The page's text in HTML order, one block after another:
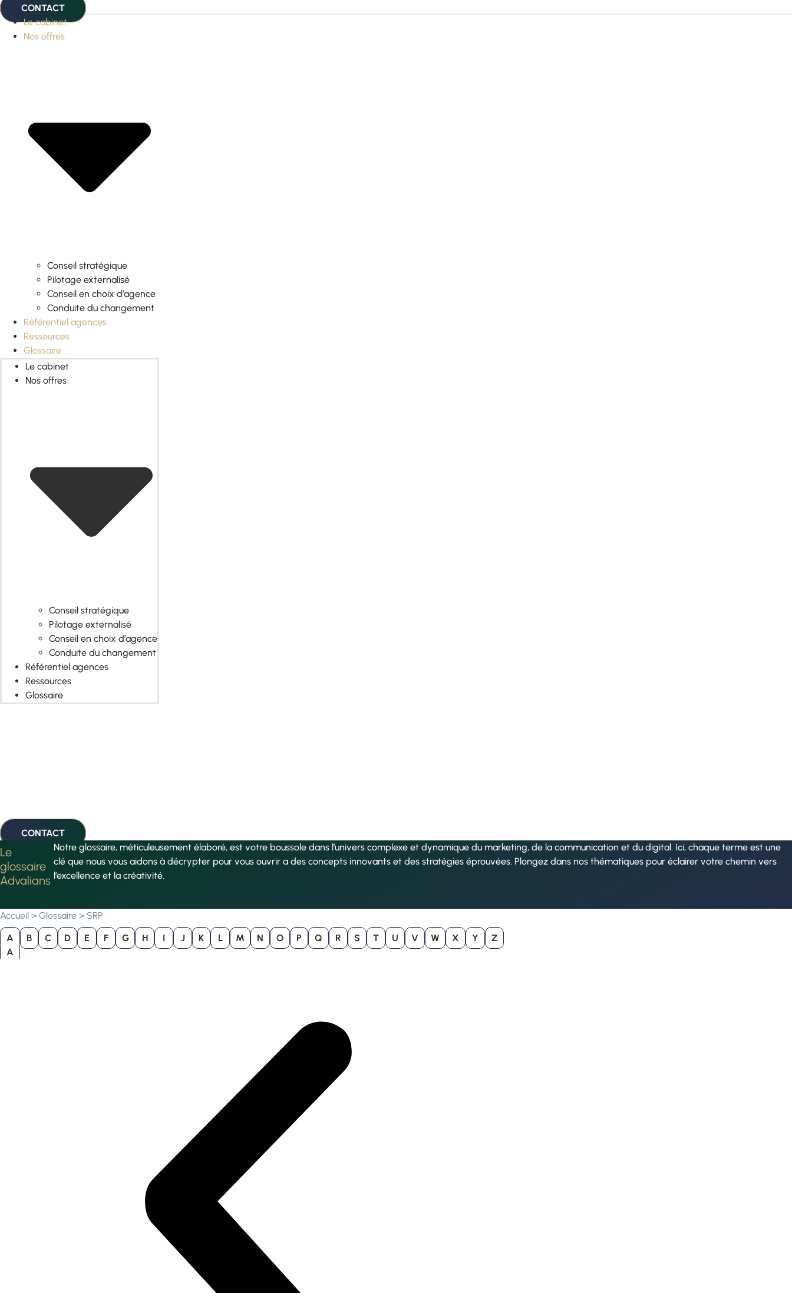
CONTACT
Le cabinet
Nos offres
Conseil stratégique
Pilotage externalisé
Conseil en choix d’agence
Conduite du changement
Référentiel agences
Ressources
Glossaire
Le cabinet
Nos offres
Conseil stratégique
Pilotage externalisé
Conseil en choix d’agence
Conduite du changement
Référentiel agences
Ressources
Glossaire
CONTACT
Le
glossaire
Advalians
Notre glossaire, méticuleusement élaboré, est votre boussole dans l’univers complexe et dynamique du marketing, de la communication et du digital. Ici, chaque terme est une
clé que nous vous aidons à décrypter pour vous ouvrir a des concepts innovants et des stratégies éprouvées. Plongez dans nos thématiques pour éclairer votre chemin vers
l’excellence et la créativité.
Accueil > Glossaire > SRP
A B C D E F G H I J K L M N O P Q R S T U V W X Y
Z
A